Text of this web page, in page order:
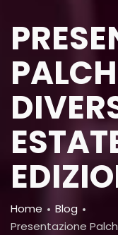
Home
Blog
Presentazione